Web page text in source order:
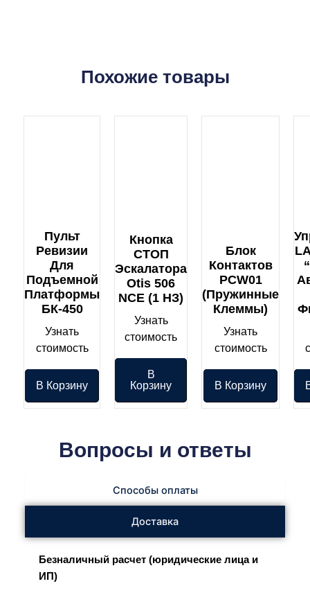
Похожие товары
Пульт
Ревизии
Для
Подъемной
Платформы
БК-450
Узнать
стоимость
В Корзину
Кнопка
СТОП
Эскалатора
Otis 506
NCE (1 НЗ)
Узнать
стоимость
В
Корзину
Блок
Контактов
PCW01
(пружинные
Клеммы)
Узнать
стоимость
В Корзину
Вопросы и ответы
Способы оплаты
Доставка
Безналичный расчет (юридические лица и
ИП)